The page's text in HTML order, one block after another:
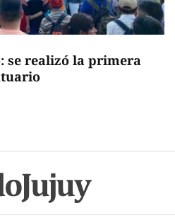
se realizó la primera